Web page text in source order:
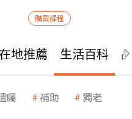
購買課程
在地推薦 生活百科
囑 補助 獨老